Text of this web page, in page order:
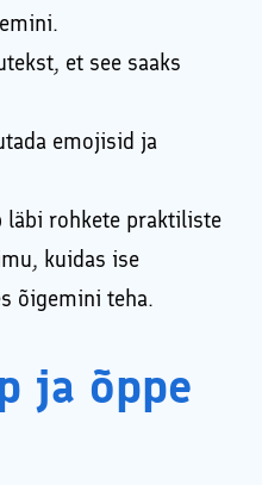
et see saaks
emojisid ja
läbi rohkete praktiliste
kuidas ise
õigemini teha.
ja õppe